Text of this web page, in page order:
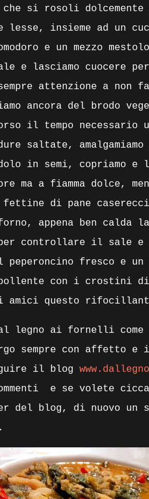
si rosoli dolcemente
lesse, insieme ad un
e un mezzo
e lasciamo cuocere
attenzione a non
ancora del brodo
il tempo necessario
saltate, amalgamiamo
in semi, copriamo e
ma a fiamma dolce,
fettine di pane
appena ben calda la
controllare il sale e
peperoncino fresco e
con i crostini di
amici questo
legno ai fornelli come
sempre con affetto e
il blog
e se volete
del blog, di nuovo un